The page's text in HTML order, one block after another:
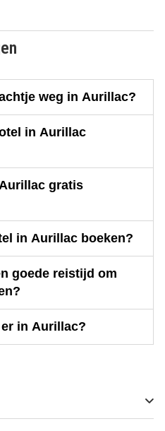
weg in Aurillac?
in Aurillac
gratis
in Aurillac boeken?
goede reistijd om
in Aurillac?